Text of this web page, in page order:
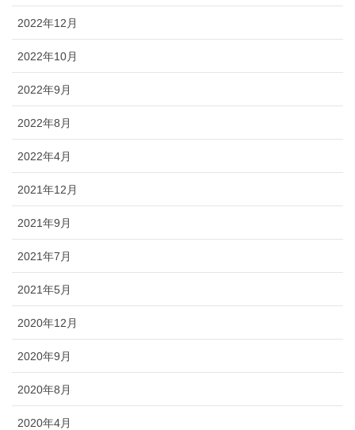
2022年12月
2022年10月
2022年9月
2022年8月
2022年4月
2021年12月
2021年9月
2021年7月
2021年5月
2020年12月
2020年9月
2020年8月
2020年4月